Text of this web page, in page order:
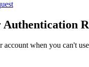
account when you can't